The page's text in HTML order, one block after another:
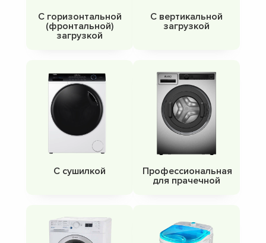
С горизонтальной
(фронтальной)
загрузкой
С вертикальной
загрузкой
С сушилкой
Профессиональная
для прачечной